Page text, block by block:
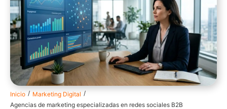
Inicio / Marketing Digital /
Agencias de marketing especializadas en redes sociales B2B